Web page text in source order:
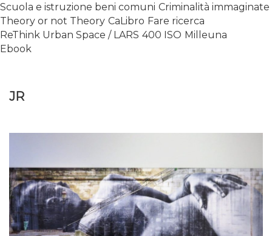
Scuola e istruzione beni comuni Criminalità immaginate
Theory or not Theory CaLibro Fare ricerca
ReThink Urban Space / LARS 400 ISO Milleuna
Ebook
JR